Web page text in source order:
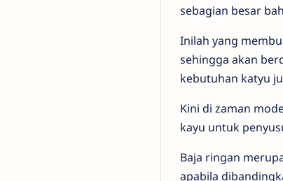
sebagian besar
Inilah yang
sehingga akan
kebutuhan katyu
Kini di zaman
kayu untuk
Baja ringan
apabila